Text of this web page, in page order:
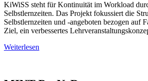
KiWiSS steht für Kontinuität im Workload
Selbstlernzeiten. Das Projekt fokussiert die
Selbstlernzeiten und -angeboten bezogen auf
Ziel, ein verbessertes
Weiterlesen